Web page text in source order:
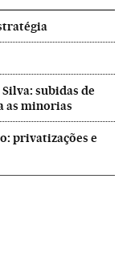
subidas de
as minorias
privatizações e